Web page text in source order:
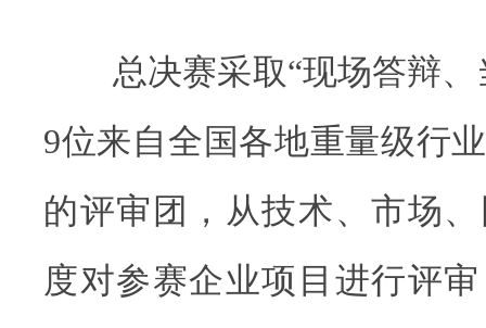
总决赛采取“现场答辩、
9位来自全国各地重量级行
的评审团，从技术、市场
度对参赛企业项目进行评